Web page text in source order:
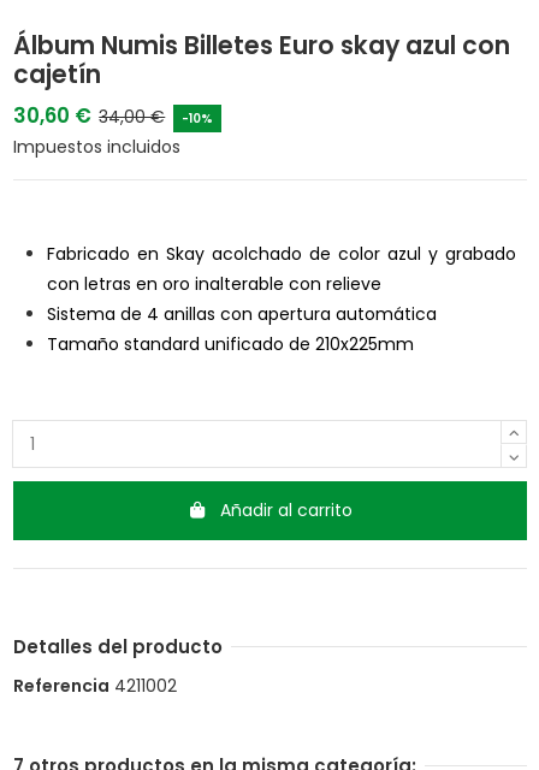
Álbum Numis Billetes Euro skay azul con
cajetín
30,60 € 34,00 € -10%
Impuestos incluidos
Fabricado en Skay acolchado de color azul y grabado
con letras en oro inalterable con relieve
Sistema de 4 anillas con apertura automática
Tamaño standard unificado de 210x225mm
Añadir al carrito
Detalles del producto
Referencia 4211002